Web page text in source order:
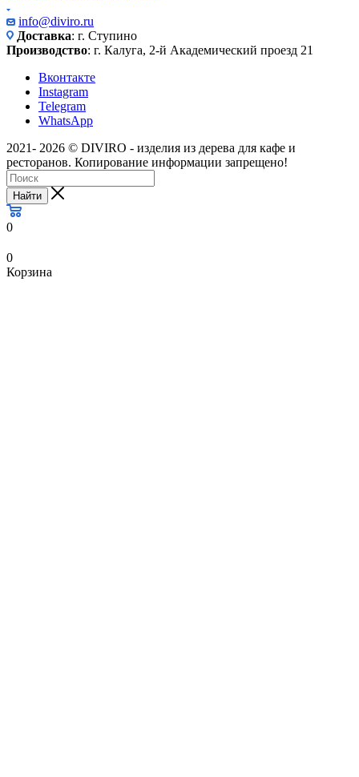
info@diviro.ru
Доставка: г. Ступино
Производство: г. Калуга, 2-й Академический проезд 21
Вконтакте
Instagram
Telegram
WhatsApp
2021- 2026 © DIVIRO - изделия из дерева для кафе и
ресторанов. Копирование информации запрещено!
Найти
0
0
Корзина